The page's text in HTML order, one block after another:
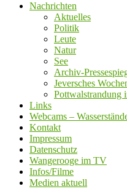
Nachrichten
Aktuelles
Politik
Leute
Natur
See
Archiv-
Jeversches
Pottwalstrandung
Links
Webcams –
Kontakt
Impressum
Datenschutz
Wangerooge im TV
Infos/Filme
Medien aktuell